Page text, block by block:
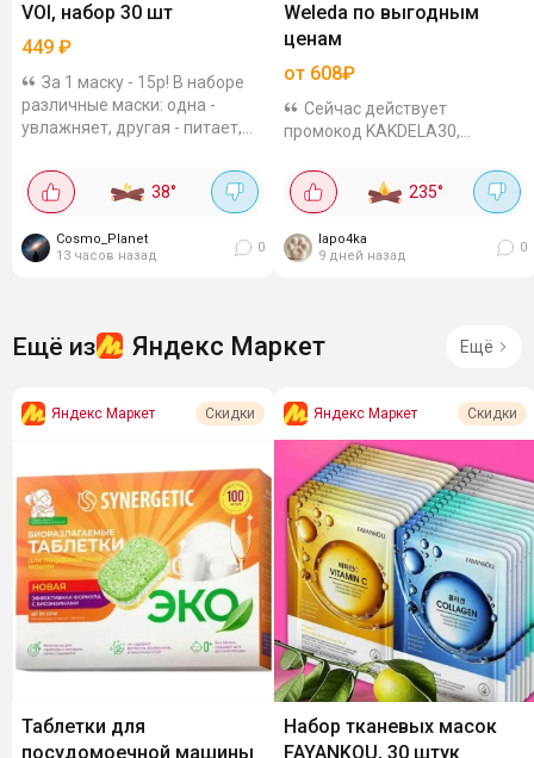
VOI, набор 30 шт
449 ₽
За 1 маску - 15р! В наборе
различные маски: одна -
увлажняет, другая - питает,
для тусклой кожи. Я, если
честно, фанат всего, что с
гиалуронкой и...
38°
Cosmo_Planet
13 часов назад
0
Weleda по выгодным
ценам
от 608₽
Сейчас действует
промокод KAKDELA30,
натуральные уходовые
средства бренда Weleda.
Питательный детский крем с
календулой, 75 мл за...
235°
lapo4ka
9 дней назад
0
Ещё из Яндекс Маркет Ещё
Яндекс Маркет Скидки
Таблетки для
посудомоечной машины
Яндекс Маркет Скидки
Набор тканевых масок
FAYANKOU, 30 штук